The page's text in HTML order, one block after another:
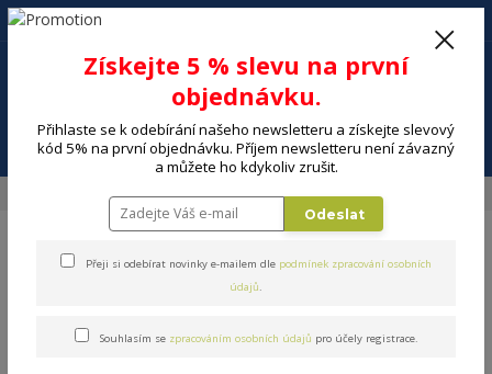
Menu
+420 602 494 600
Získejte 5 % slevu na první
objednávku.
Přihlaste se k odebírání našeho newsletteru a získejte slevový
kód 5% na první objednávku. Příjem newsletteru není závazný
a můžete ho kdykoliv zrušit.
Odeslat
Přeji si odebírat novinky e-mailem dle podmínek zpracování osobních
údajů.
Souhlasím se zpracováním osobních údajů pro účely registrace.